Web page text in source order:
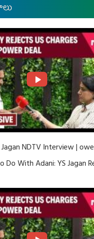
NDTV Interview |
Do With Adani: YS Jagan